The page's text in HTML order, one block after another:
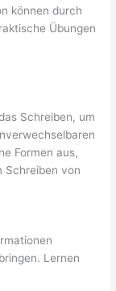
können durch
Übungen
Schreiben, um
Formen aus,
Schreiben von
Lernen